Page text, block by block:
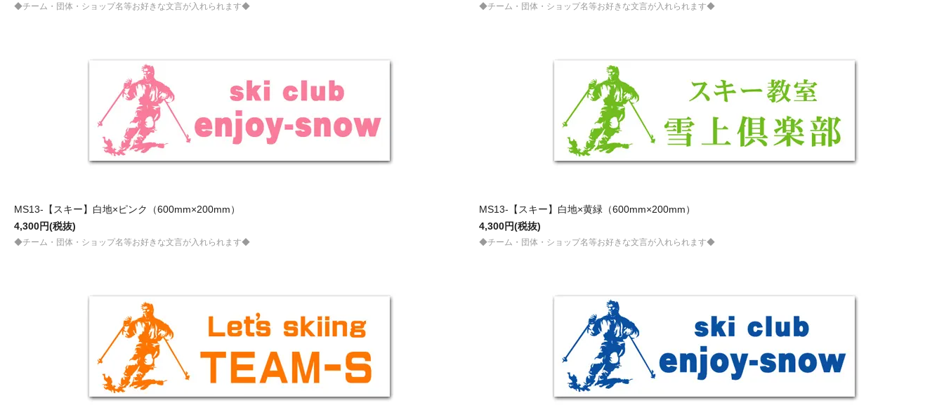
◆チーム・団体・ショップ名等お好きな文言が入れられます◆ ◆チーム・団体・ショップ名等お好きな文言が入れられます◆
MS13-【スキー】白地×ピンク（600mm×200mm）
4,300円(税抜)
◆チーム・団体・ショップ名等お好きな文言が入れられます◆
MS13-【スキー】白地×黄緑（600mm×200mm）
4,300円(税抜)
◆チーム・団体・ショップ名等お好きな文言が入れられます◆